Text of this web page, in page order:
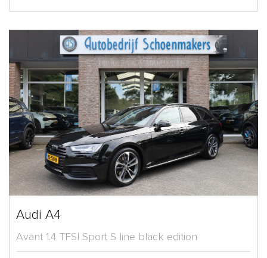
Audi A4
Avant 1.4 TFSI Sport S line black edition